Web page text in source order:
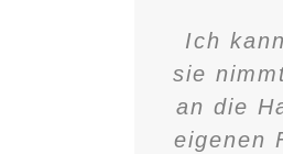
Ich
sie
an die
eigenen